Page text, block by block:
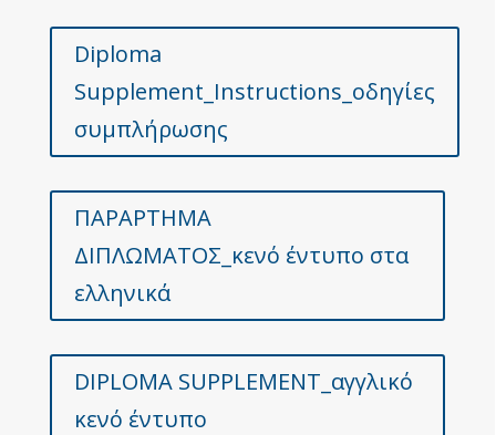
Diploma
Supplement_Instructions_οδηγίες
συμπλήρωσης
ΠΑΡΑΡΤΗΜΑ
ΔΙΠΛΩΜΑΤΟΣ_κενό έντυπο στα
ελληνικά
DIPLOMA SUPPLEMENT_αγγλικό
κενό έντυπο